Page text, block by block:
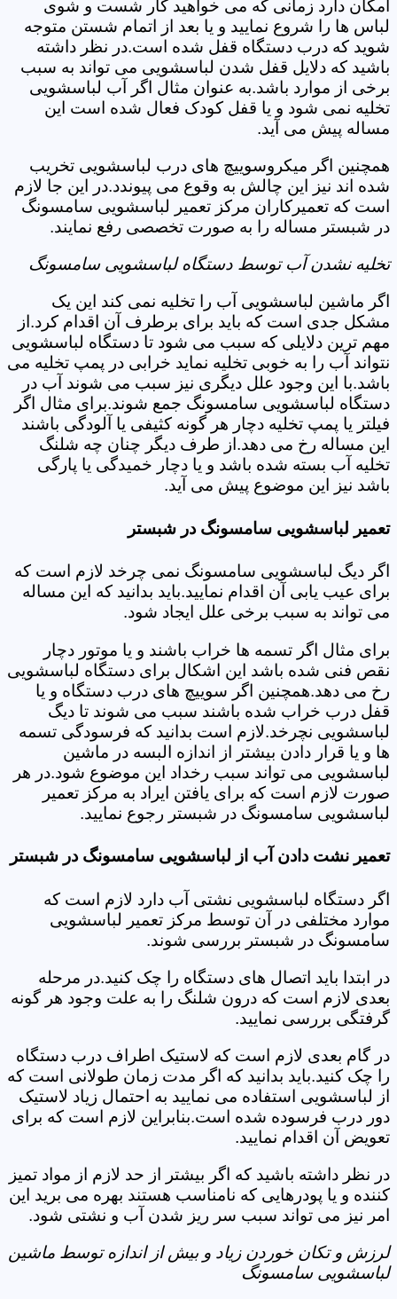
امکان دارد زمانی که می خواهید کار شست و شوی
لباس ها را شروع نمایید و یا بعد از اتمام شستن متوجه
شوید که درب دستگاه قفل شده است.در نظر داشته
باشید که دلایل قفل شدن لباسشویی می تواند به سبب
برخی از موارد باشد.به عنوان مثال اگر آب لباسشویی
تخلیه نمی شود و یا قفل کودک فعال شده است این
مساله پیش می آید.
همچنین اگر میکروسوییچ های درب لباسشویی تخریب
شده اند نیز این چالش به وقوع می پیوندد.در این جا لازم
است که تعمیرکاران مرکز تعمیر لباسشویی سامسونگ
در شبستر مساله را به صورت تخصصی رفع نمایند.
تخلیه نشدن آب توسط دستگاه لباسشویی سامسونگ
اگر ماشین لباسشویی آب را تخلیه نمی کند این یک
مشکل جدی است که باید برای برطرف آن اقدام کرد.از
مهم ترین دلایلی که سبب می شود تا دستگاه لباسشویی
نتواند آب را به خوبی تخلیه نماید خرابی در پمپ تخلیه می
باشد.با این وجود علل دیگری نیز سبب می شوند آب در
دستگاه لباسشویی سامسونگ جمع شوند.برای مثال اگر
فیلتر یا پمپ تخلیه دچار هر گونه کثیفی یا آلودگی باشند
این مساله رخ می دهد.از طرف دیگر چنان چه شلنگ
تخلیه آب بسته شده باشد و یا دچار خمیدگی یا پارگی
باشد نیز این موضوع پیش می آید.
تعمیر لباسشویی سامسونگ در شبستر
اگر دیگ لباسشویی سامسونگ نمی چرخد لازم است که
برای عیب یابی آن اقدام نمایید.باید بدانید که این مساله
می تواند به سبب برخی علل ایجاد شود.
برای مثال اگر تسمه ها خراب باشند و یا موتور دچار
نقص فنی شده باشد این اشکال برای دستگاه لباسشویی
رخ می دهد.همچنین اگر سوییچ های درب دستگاه و یا
قفل درب خراب شده باشند سبب می شوند تا دیگ
لباسشویی نچرخد.لازم است بدانید که فرسودگی تسمه
ها و یا قرار دادن بیشتر از اندازه البسه در ماشین
لباسشویی می تواند سبب رخداد این موضوع شود.در هر
صورت لازم است که برای یافتن ایراد به مرکز تعمیر
لباسشویی سامسونگ در شبستر رجوع نمایید.
تعمیر نشت دادن آب از لباسشویی سامسونگ در شبستر
اگر دستگاه لباسشویی نشتی آب دارد لازم است که
موارد مختلفی در آن توسط مرکز تعمیر لباسشویی
سامسونگ در شبستر بررسی شوند.
در ابتدا باید اتصال های دستگاه را چک کنید.در مرحله
بعدی لازم است که درون شلنگ را به علت وجود هر گونه
گرفتگی بررسی نمایید.
در گام بعدی لازم است که لاستیک اطراف درب دستگاه
را چک کنید.باید بدانید که اگر مدت زمان طولانی است که
از لباسشویی استفاده می نمایید به احتمال زیاد لاستیک
دور درب فرسوده شده است.بنابراین لازم است که برای
تعویض آن اقدام نمایید.
در نظر داشته باشید که اگر بیشتر از حد لازم از مواد تمیز
کننده و یا پودرهایی که نامناسب هستند بهره می برید این
امر نیز می تواند سبب سر ریز شدن آب و نشتی شود.
لرزش و تکان خوردن زیاد و بیش از اندازه توسط ماشین
لباسشویی سامسونگ